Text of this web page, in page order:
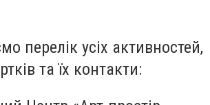
перелік усіх активностей,
та їх контакти: